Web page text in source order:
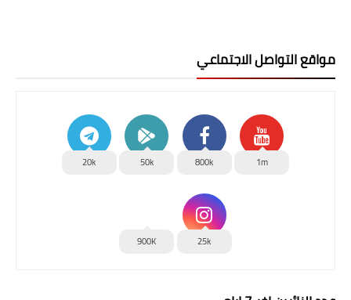
مواقع التواصل الاجتماعي
1m
800k
50k
20k
25k
900K